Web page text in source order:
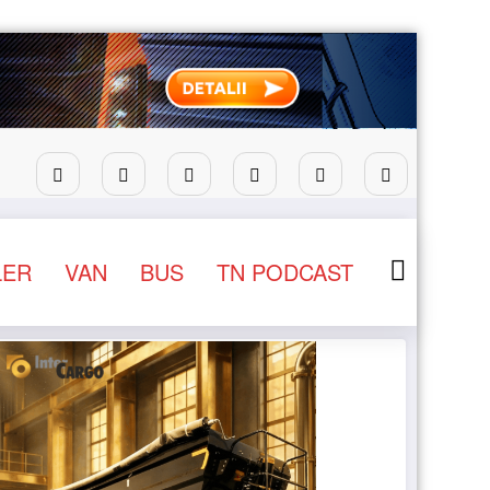
VAN BUS TN PODCAST
Lars Ljungström a fost numit director
NEWS STIRI
european